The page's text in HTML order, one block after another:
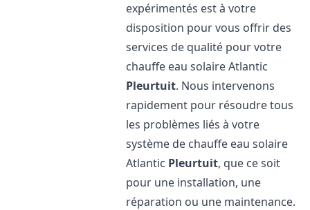
expérimentés est à votre
disposition pour vous offrir des
services de qualité pour votre
chauffe eau solaire Atlantic
Pleurtuit. Nous intervenons
rapidement pour résoudre tous
les problèmes liés à votre
système de chauffe eau solaire
Atlantic Pleurtuit, que ce soit
pour une installation, une
réparation ou une maintenance.